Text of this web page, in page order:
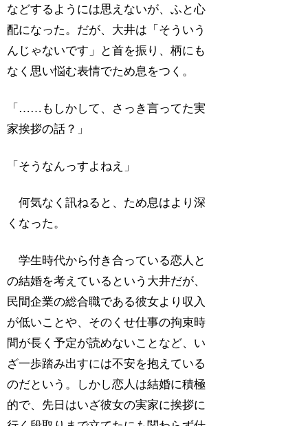
などするようには思えないが、ふと心
配になった。だが、大井は「そういう
んじゃないです」と首を振り、柄にも
なく思い悩む表情でため息をつく。
「……もしかして、さっき言ってた実
家挨拶の話？」
「そうなんっすよねえ」
何気なく訊ねると、ため息はより深
くなった。
学生時代から付き合っている恋人と
の結婚を考えているという大井だが、
民間企業の総合職である彼女より収入
が低いことや、そのくせ仕事の拘束時
間が長く予定が読めないことなど、い
ざ一歩踏み出すには不安を抱えている
のだという。しかし恋人は結婚に積極
的で、先日はいざ彼女の実家に挨拶に